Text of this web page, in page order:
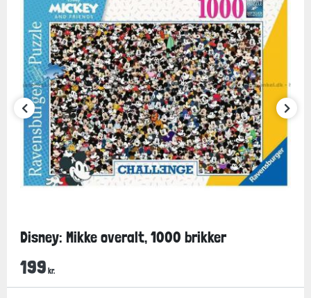
Disney: Mikke overalt, 1000 brikker
199 kr.